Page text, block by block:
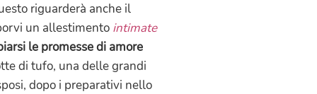
riguarderà anche il
un allestimento intimate
le promesse di amore
di tufo, una delle grandi
dopo i preparativi nello